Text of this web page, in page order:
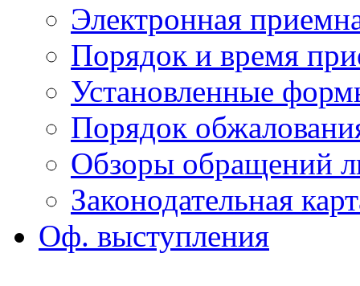
Электронная
Порядок и время
Установленные
Порядок
Обзоры обращений
Законодательная
Оф. выступления